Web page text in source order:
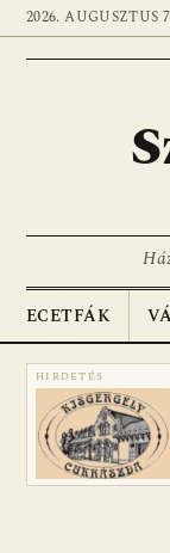
2026. AUGUSZTUS
ECETFÁK
HIRDETÉS